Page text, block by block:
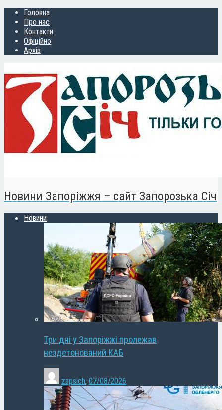
Головна
Про нас
Контакти
Офіційно
Архів
Новини Запоріжжя – сайт Запорозька Січ
Новини
Три дні у Запоріжжі пролежав
нездетонований КАБ
zapsich, 07/08/2026